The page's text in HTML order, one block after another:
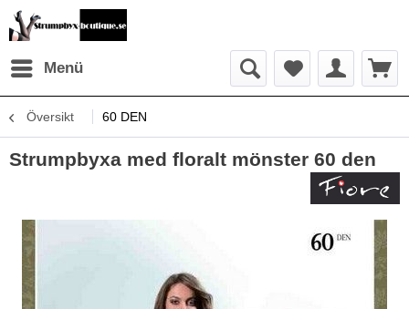
Menü
Översikt 60 DEN
Strumpbyxa med floralt mönster 60 den